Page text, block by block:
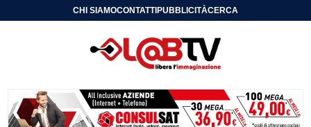
CHI SIAMOCONTATTIPUBBLICITÀCERCA